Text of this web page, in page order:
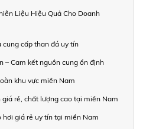
Liệu Hiệu Quả Cho Doanh
cung cấp than đá uy tín
– Cam kết nguồn cung ổn định
khu vực miền Nam
rẻ, chất lượng cao tại miền Nam
giá rẻ uy tín tại miền Nam